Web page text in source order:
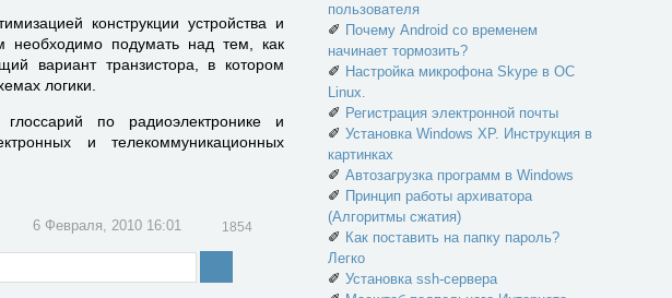
конструкции устройства и
необходимо подумать над тем, как
вариант транзистора, в котором
логики.
глоссарий по радиоэлектронике и
и телекоммуникационных
6 Февраля, 2010 16:01 1854
пользователя
✐ Почему Android со временем
начинает тормозить?
✐ Настройка микрофона Skype в ОС
Linux.
✐ Регистрация электронной почты
✐ Установка Windows XP. Инструкция в
картинках
✐ Автозагрузка программ в Windows
✐ Принцип работы архиватора
(Алгоритмы сжатия)
✐ Как поставить на папку пароль?
Легко
✐ Установка ssh-сервера